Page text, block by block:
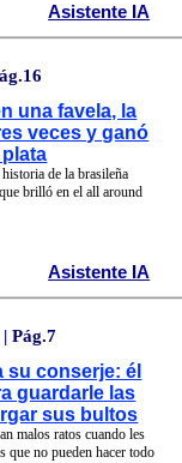
Asistente IA
una favela, la
veces y ganó
de la brasileña
brilló en el all around
Asistente IA
Pág.7
su conserje: él
guardarle las
sus bultos
malos ratos cuando les
que no pueden hacer todo